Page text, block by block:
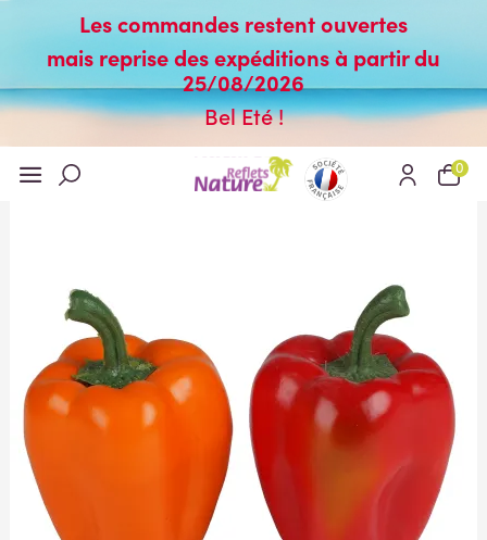
Les commandes restent ouvertes
mais reprise des expéditions à partir du
25/08/2026
Bel Eté !
0